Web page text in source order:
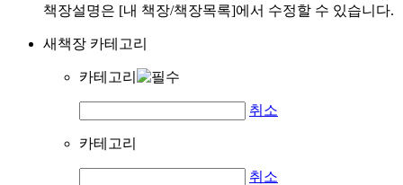
책장설명은 [내 책장/책장목록]에서 수정할 수 있습니다.
새책장 카테고리
카테고리
취소
카테고리
취소